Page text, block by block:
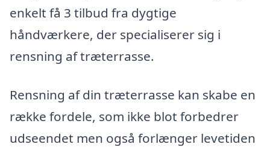
enkelt få 3 tilbud fra dygtige
håndværkere, der specialiserer sig i
rensning af træterrasse.
Rensning af din træterrasse kan skabe en
række fordele, som ikke blot forbedrer
udseendet men også forlænger levetiden